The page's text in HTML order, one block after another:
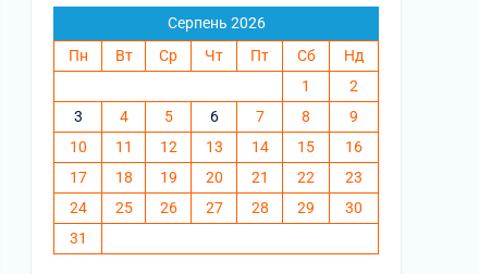
Серпень 2026
Пн
Вт Ср Чт Пт Сб
Нд
1
2
3
4 5 6 7 8
9
10
11 12 13 14 15
16
17
18 19 20 21 22
23
24
25 26 27 28 29
30
31